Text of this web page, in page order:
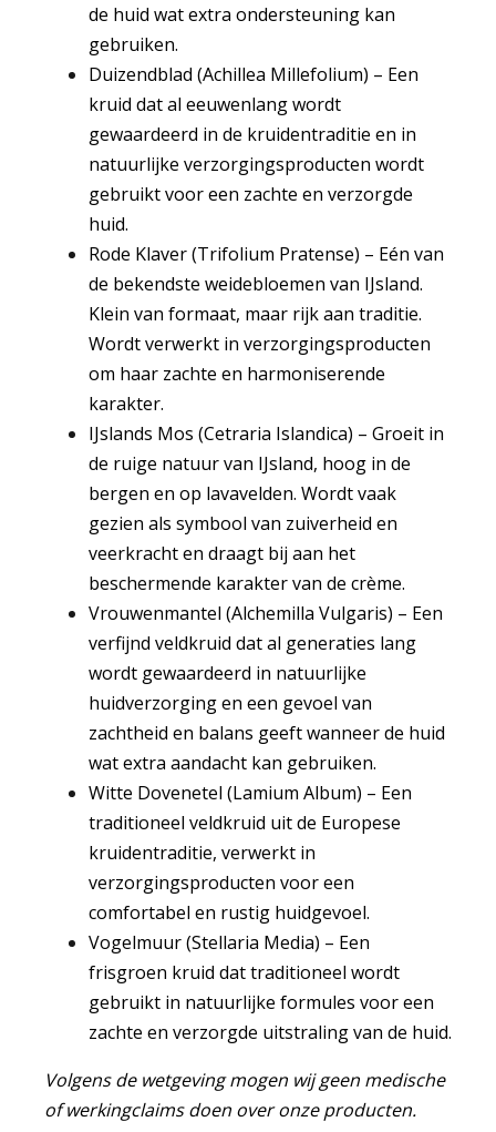
de huid wat extra ondersteuning kan
gebruiken.
Duizendblad (Achillea Millefolium) – Een
kruid dat al eeuwenlang wordt
gewaardeerd in de kruidentraditie en in
natuurlijke verzorgingsproducten wordt
gebruikt voor een zachte en verzorgde
huid.
Rode Klaver (Trifolium Pratense) – Eén van
de bekendste weidebloemen van IJsland.
Klein van formaat, maar rijk aan traditie.
Wordt verwerkt in verzorgingsproducten
om haar zachte en harmoniserende
karakter.
IJslands Mos (Cetraria Islandica) – Groeit in
de ruige natuur van IJsland, hoog in de
bergen en op lavavelden. Wordt vaak
gezien als symbool van zuiverheid en
veerkracht en draagt bij aan het
beschermende karakter van de crème.
Vrouwenmantel (Alchemilla Vulgaris) – Een
verfijnd veldkruid dat al generaties lang
wordt gewaardeerd in natuurlijke
huidverzorging en een gevoel van
zachtheid en balans geeft wanneer de huid
wat extra aandacht kan gebruiken.
Witte Dovenetel (Lamium Album) – Een
traditioneel veldkruid uit de Europese
kruidentraditie, verwerkt in
verzorgingsproducten voor een
comfortabel en rustig huidgevoel.
Vogelmuur (Stellaria Media) – Een
frisgroen kruid dat traditioneel wordt
gebruikt in natuurlijke formules voor een
zachte en verzorgde uitstraling van de huid.
Volgens de wetgeving mogen wij geen medische
of werkingclaims doen over onze producten.